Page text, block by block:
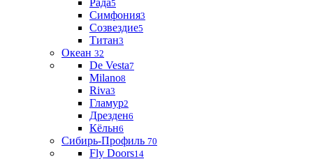
Рада5
Симфония3
Созвездие5
Титан3
Океан 32
De Vesta7
Milano8
Riva3
Гламур2
Дрезден6
Кёльн6
Сибирь-Профиль 70
Fly Doors14